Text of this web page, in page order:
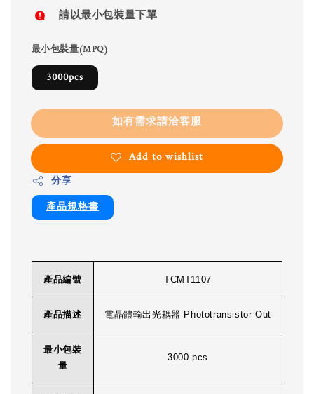
請以最小包裝量下單
最小包裝量(MPQ)
3000pcs
如有需求請洽客服
Add to wishlist
分享
產品規格書
產品編號 TCMT1107
產品描述 電晶體輸出光耦器 Phototransistor Out
最小包裝
量
3000 pcs